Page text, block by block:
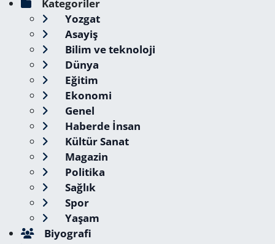
Kategoriler
Yozgat
Asayiş
Bilim ve teknoloji
Dünya
Eğitim
Ekonomi
Genel
Haberde İnsan
Kültür Sanat
Magazin
Politika
Sağlık
Spor
Yaşam
Biyografi